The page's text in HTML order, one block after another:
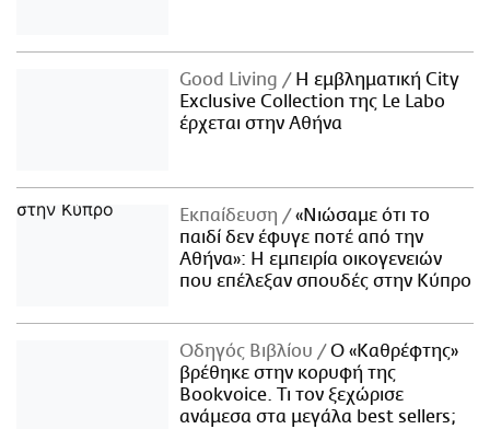
Good Living
Η εμβληματική City
Exclusive Collection της Le Labo
έρχεται στην Αθήνα
Εκπαίδευση
«Νιώσαμε ότι το
παιδί δεν έφυγε ποτέ από την
Αθήνα»: Η εμπειρία οικογενειών
που επέλεξαν σπουδές στην Κύπρο
Οδηγός Βιβλίου
Ο «Καθρέφτης»
βρέθηκε στην κορυφή της
Bookvoice. Τι τον ξεχώρισε
ανάμεσα στα μεγάλα best sellers;